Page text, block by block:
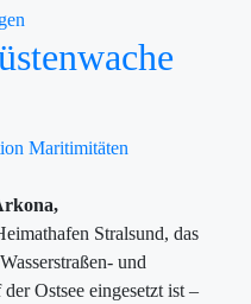
Maritimitäten
Stralsund, das
und
Ostsee eingesetzt ist –